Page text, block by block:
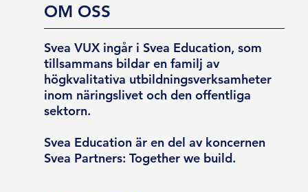
OM OSS
Svea VUX ingår i Svea Education, som
tillsammans bildar en familj av
högkvalitativa utbildningsverksamheter
inom näringslivet och den offentliga
sektorn.
Svea Education är en del av koncernen
Svea Partners: Together we build.